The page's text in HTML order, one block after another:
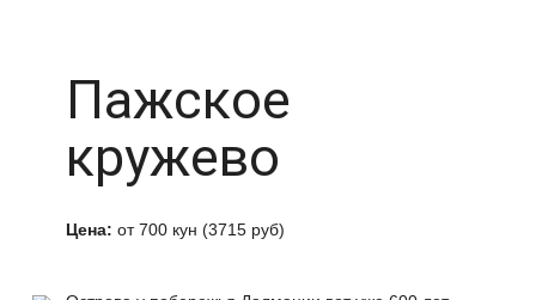
Пажское
кружево
Цена: от 700 кун (3715 руб)